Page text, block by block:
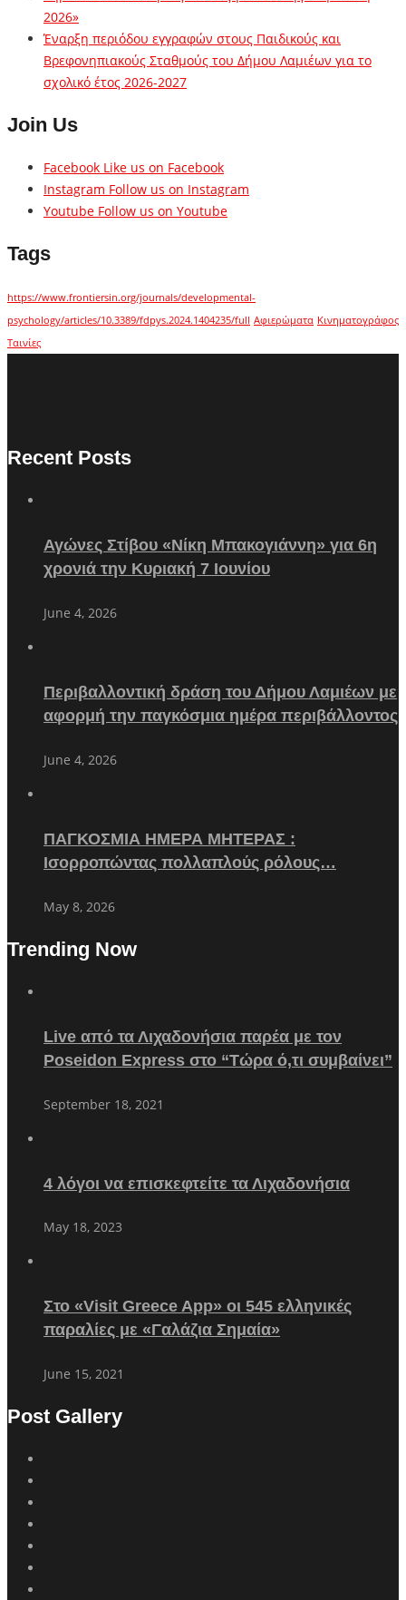
2026»
Έναρξη περιόδου εγγραφών στους Παιδικούς και
Βρεφονηπιακούς Σταθμούς του Δήμου Λαμιέων για το
σχολικό έτος 2026-2027
Join Us
Facebook Like us on Facebook
Instagram Follow us on Instagram
Youtube Follow us on Youtube
Tags
https://www.frontiersin.org/journals/developmental-
psychology/articles/10.3389/fdpys.2024.1404235/full Αφιερώματα Κινηματογράφος
Ταινίες
Recent Posts
Αγώνες Στίβου «Νίκη Μπακογιάννη» για 6η
χρονιά την Κυριακή 7 Ιουνίου
June 4, 2026
Περιβαλλοντική δράση του Δήμου Λαμιέων με
αφορμή την παγκόσμια ημέρα περιβάλλοντος
June 4, 2026
ΠΑΓΚΟΣΜΙΑ ΗΜΕΡΑ ΜΗΤΕΡΑΣ :
Ισορροπώντας πολλαπλούς ρόλους…
May 8, 2026
Trending Now
Live από τα Λιχαδονήσια παρέα με τον
Poseidon Express στο “Τώρα ό,τι συμβαίνει”
September 18, 2021
4 λόγοι να επισκεφτείτε τα Λιχαδονήσια
May 18, 2023
Στο «Visit Greece App» οι 545 ελληνικές
παραλίες με «Γαλάζια Σημαία»
June 15, 2021
Post Gallery